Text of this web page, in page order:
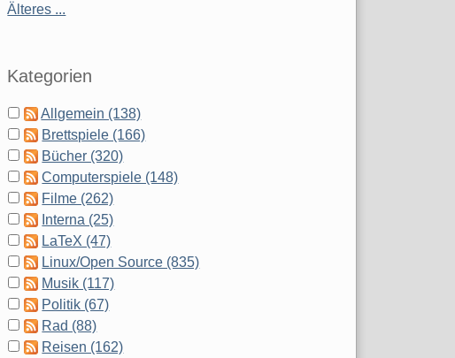
Älteres ...
Kategorien
Allgemein (138)
Brettspiele (166)
Bücher (320)
Computerspiele (148)
Filme (262)
Interna (25)
LaTeX (47)
Linux/Open Source (835)
Musik (117)
Politik (67)
Rad (88)
Reisen (162)